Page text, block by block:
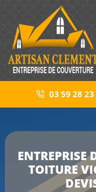
03 59 28 23
ENTREPRISE
TOITURE